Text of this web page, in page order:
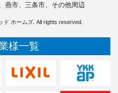
燕市、三条市、その他周辺
ホームズ. All rights reserved.
様一覧